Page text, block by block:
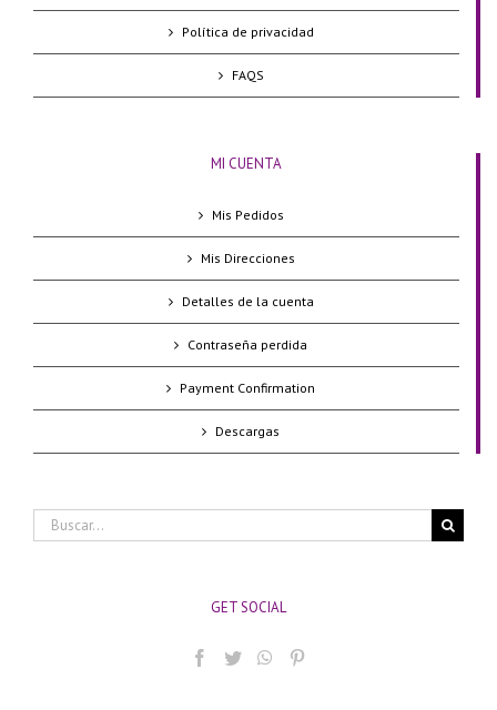
Política de privacidad
FAQS
MI CUENTA
Mis Pedidos
Mis Direcciones
Detalles de la cuenta
Contraseña perdida
Payment Confirmation
Descargas
Buscar:
GET SOCIAL